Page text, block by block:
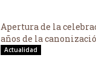
Apertura de la
años de la
Actualidad